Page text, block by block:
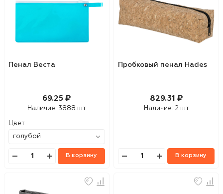
Пенал Веста
69.25 ₽
Наличие: 3888 шт
Цвет
В корзину
Пробковый пенал Hades
829.31 ₽
Наличие: 2 шт
В корзину